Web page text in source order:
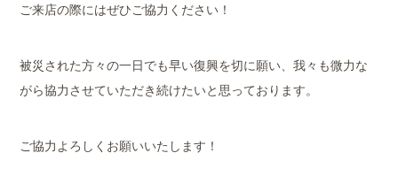
ご来店の際にはぜひご協力ください！
被災された方々の一日でも早い復興を切に願い、我々も微力な
がら協力させていただき続けたいと思っております。
ご協力よろしくお願いいたします！